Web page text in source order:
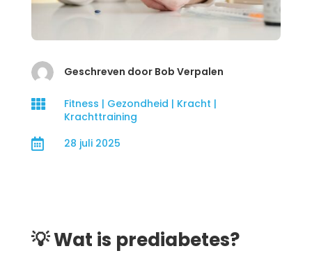
Geschreven door Bob Verpalen
 Fitness | Gezondheid | Kracht |
Krachttraining
 28 juli 2025
💡 Wat is prediabetes?